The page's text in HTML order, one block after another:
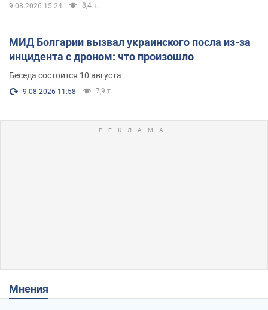
9.08.2026 15:24 8,4 т.
МИД Болгарии вызвал украинского посла из-за
инцидента с дроном: что произошло
Беседа состоится 10 августа
9.08.2026 11:58 7,9 т.
Мнения